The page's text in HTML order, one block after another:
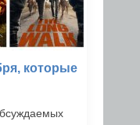
которые